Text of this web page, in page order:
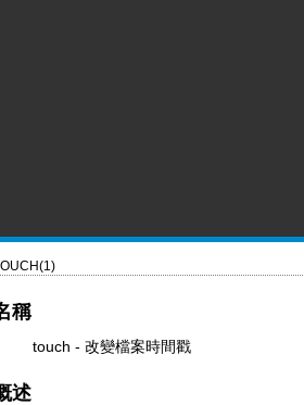
稱
touch - 改變檔案時間戳
述